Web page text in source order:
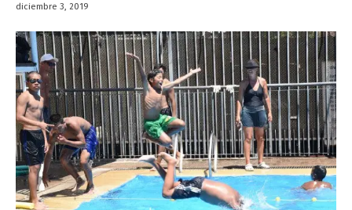
diciembre 3, 2019